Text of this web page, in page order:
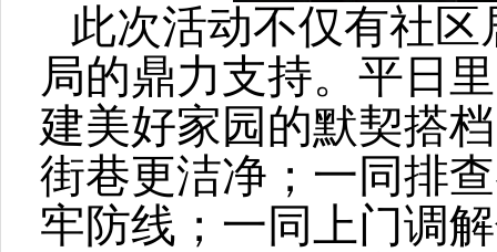
此次活动不仅有社
局的鼎力支持。平日
建美好家园的默契搭
街巷更洁净；一同排
牢防线；一同上门调